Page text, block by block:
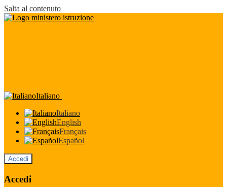
Salta al contenuto
Italiano
Italiano
English
Français
Español
Accedi
Accedi